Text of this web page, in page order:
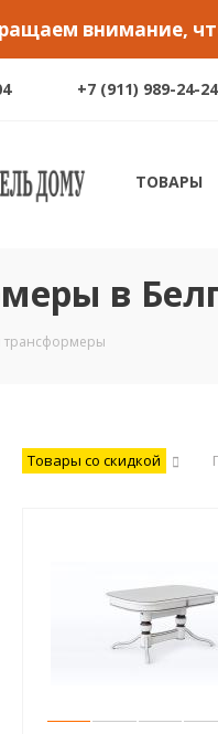
внимание,
+7 (911) 989-24-24
ТОВАРЫ
в
трансформеры
Товары со скидкой